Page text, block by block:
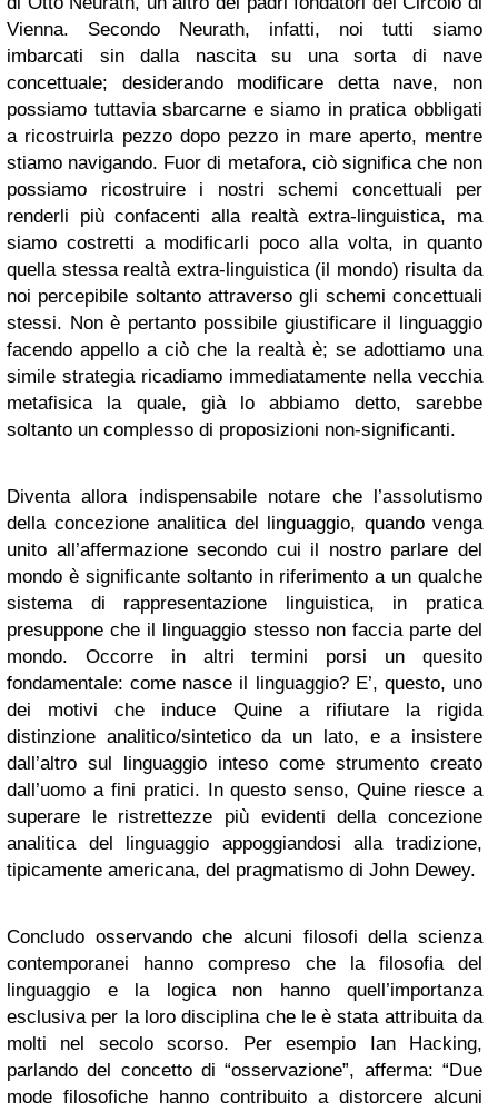
Vienna. Secondo Neurath, infatti, noi tutti siamo
imbarcati sin dalla nascita su una sorta di nave
concettuale; desiderando modificare detta nave, non
possiamo tuttavia sbarcarne e siamo in pratica obbligati
a ricostruirla pezzo dopo pezzo in mare aperto, mentre
stiamo navigando. Fuor di metafora, ciò significa che non
possiamo ricostruire i nostri schemi concettuali per
renderli più confacenti alla realtà extra-linguistica, ma
siamo costretti a modificarli poco alla volta, in quanto
quella stessa realtà extra-linguistica (il mondo) risulta da
noi percepibile soltanto attraverso gli schemi concettuali
stessi. Non è pertanto possibile giustificare il linguaggio
facendo appello a ciò che la realtà è; se adottiamo una
simile strategia ricadiamo immediatamente nella vecchia
metafisica la quale, già lo abbiamo detto, sarebbe
soltanto un complesso di proposizioni non-significanti.
Diventa allora indispensabile notare che l’assolutismo
della concezione analitica del linguaggio, quando venga
unito all’affermazione secondo cui il nostro parlare del
mondo è significante soltanto in riferimento a un qualche
sistema di rappresentazione linguistica, in pratica
presuppone che il linguaggio stesso non faccia parte del
mondo. Occorre in altri termini porsi un quesito
fondamentale: come nasce il linguaggio? E’, questo, uno
dei motivi che induce Quine a rifiutare la rigida
distinzione analitico/sintetico da un lato, e a insistere
dall’altro sul linguaggio inteso come strumento creato
dall’uomo a fini pratici. In questo senso, Quine riesce a
superare le ristrettezze più evidenti della concezione
analitica del linguaggio appoggiandosi alla tradizione,
tipicamente americana, del pragmatismo di John Dewey.
Concludo osservando che alcuni filosofi della scienza
contemporanei hanno compreso che la filosofia del
linguaggio e la logica non hanno quell’importanza
esclusiva per la loro disciplina che le è stata attribuita da
molti nel secolo scorso. Per esempio Ian Hacking,
parlando del concetto di “osservazione”, afferma: “Due
mode filosofiche hanno contribuito a distorcere alcuni